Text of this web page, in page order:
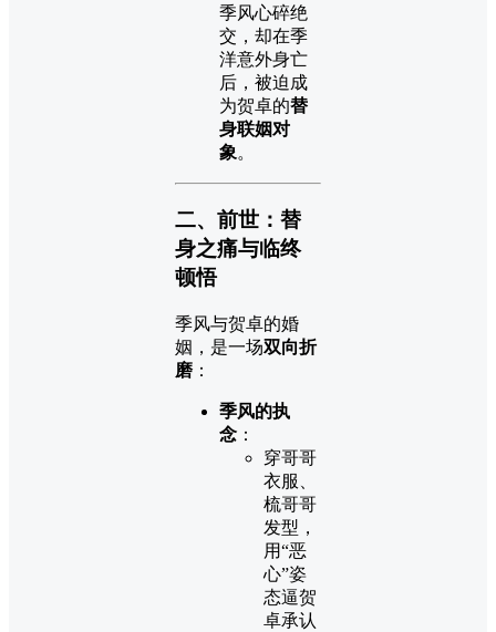
季风心碎绝
交，却在季
洋意外身亡
后，被迫成
为贺卓的替
身联姻对
象。
二、前世：替
身之痛与临终
顿悟
季风与贺卓的婚
姻，是一场双向折
磨 ：
季风的执
念 ：
穿哥哥
衣服、
梳哥哥
发型，
用“恶
心”姿
态逼贺
卓承认